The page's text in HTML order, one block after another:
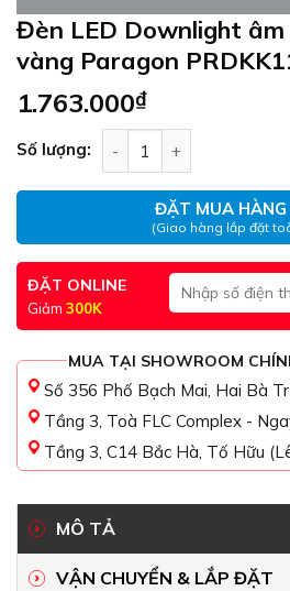
Đèn LED Downlight
vàng Paragon
1.763.000₫
Số lượng:
ĐẶT MUA HÀNG
(Giao hàng lắp đặt
ĐẶT ONLINE
Giảm 300K
MUA TẠI SHOWROOM
Số 356 Phố Bạch Mai, Hai Bà
Tầng 3, Toà FLC Complex -
Tầng 3, C14 Bắc Hà, Tố Hữu
MÔ TẢ
VẬN CHUYỂN & LẮP ĐẶT